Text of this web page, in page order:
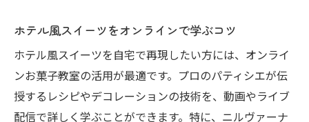
ホテル風スイーツをオンラインで学ぶコツ
ホテル風スイーツを自宅で再現したい方には、オンライ
ンお菓子教室の活用が最適です。プロのパティシエが伝
授するレシピやデコレーションの技術を、動画やライブ
配信で詳しく学ぶことができます。特に、ニルヴァーナ